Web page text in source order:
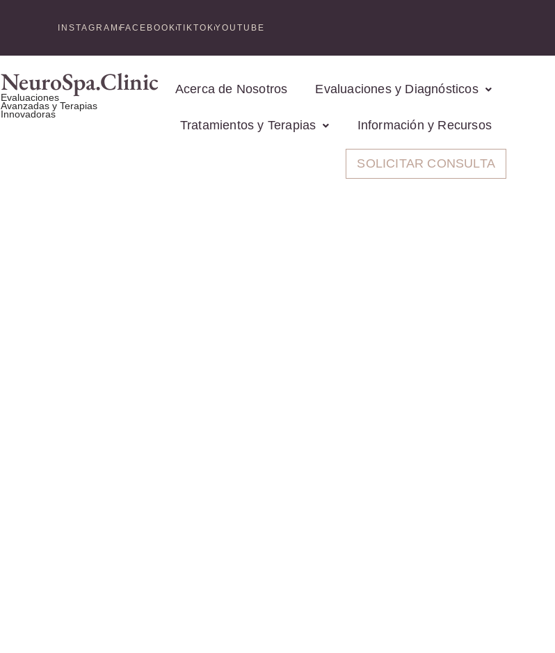
INSTAGRAM FACEBOOKTIKTOKYOUTUBE
NeuroSpa.Clinic
Evaluaciones
Avanzadas y Terapias
Innovadoras
Acerca de Nosotros Evaluaciones y Diagnósticos
Tratamientos y Terapias Información y Recursos
SOLICITAR CONSULTA